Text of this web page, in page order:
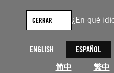
¿En qué
ENGLISH ESPAÑOL
简中
繁中
CERRAR
contenido